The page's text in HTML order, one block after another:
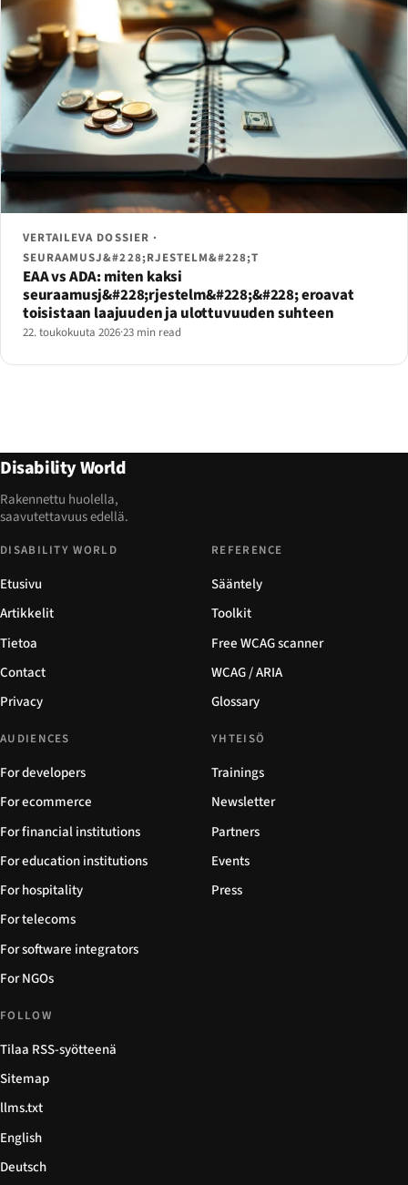
VERTAILEVA DOSSIER ·
SEURAAMUSJ&#228;RJESTELM&#228;T
EAA vs ADA: miten kaksi
seuraamusj&#228;rjestelm&#228;&#228; eroavat
toisistaan laajuuden ja ulottuvuuden suhteen
22. toukokuuta 2026·23 min read
Disability World
Rakennettu huolella,
saavutettavuus edellä.
DISABILITY WORLD
Etusivu
Artikkelit
Tietoa
Contact
Privacy
REFERENCE
Sääntely
Toolkit
Free WCAG scanner
WCAG / ARIA
Glossary
AUDIENCES
For developers
For ecommerce
For financial institutions
For education institutions
For hospitality
For telecoms
For software integrators
For NGOs
YHTEISÖ
Trainings
Newsletter
Partners
Events
Press
FOLLOW
Tilaa RSS-syötteenä
Sitemap
llms.txt
English
Deutsch